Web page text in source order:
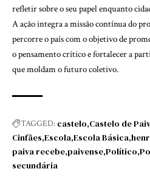
refletir sobre o seu papel enquanto
A ação integra a missão contínua do
percorre o país com o objetivo de
o pensamento crítico e fortalecer a
que moldam o futuro coletivo.
TAGGED: castelo Castelo de
Cinfães Escola Escola Básica
paiva recebe paivense Político
secundária